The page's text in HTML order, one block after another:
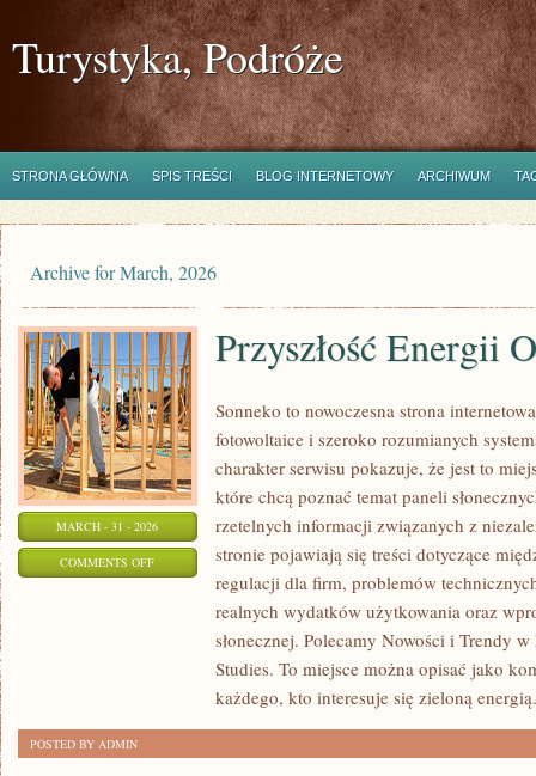
Turystyka, Podróże
STRONA GŁÓWNA SPIS TREŚCI BLOG INTERNETOWY ARCHIWUM
Archive for March, 2026
MARCH - 31 - 2026
COMMENTS OFFON
PRZYSZŁOŚĆ
ODNAWIALNEJ
Przyszłość Energii
Sonneko to nowoczesna strona
fotowoltaice i szeroko rozumianych
charakter serwisu pokazuje, że jest to
które chcą poznać temat paneli
rzetelnych informacji związanych z
stronie pojawiają się treści dotyczące
regulacji dla firm, problemów
realnych wydatków użytkowania oraz
słonecznej. Polecamy Nowości i Trendy
Studies. To miejsce można opisać jako
każdego, kto interesuje się zieloną energią.
POSTED BY ADMIN